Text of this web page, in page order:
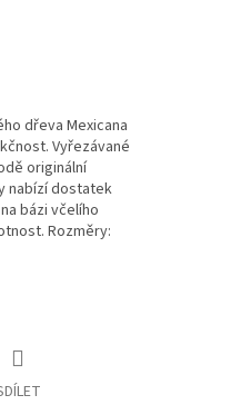
dřeva Mexicana
Vyřezávané
originální
nabízí dostatek
bázi včelího
Rozměry: